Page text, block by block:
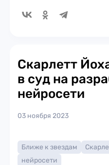
Скарлетт
в суд на
нейросети
03 ноября 2023
Ближе к звездам
нейросети